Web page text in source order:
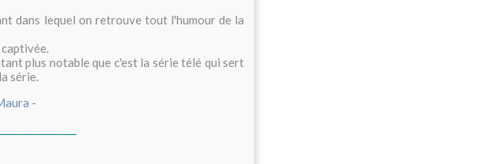
dans lequel on retrouve tout l'humour de la
plus notable que c'est la série télé qui sert
série.
-